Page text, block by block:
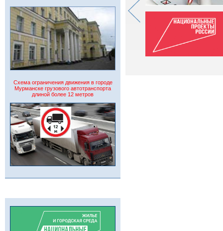
Схема ограничения движения в городе
Мурманске грузового автотранспорта
длиной более 12 метров